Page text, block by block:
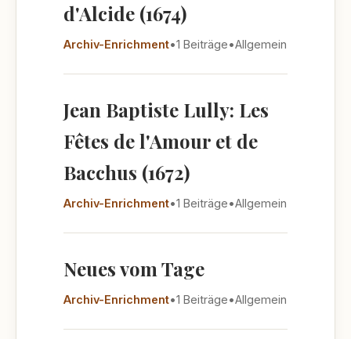
d'Alcide (1674)
Archiv-Enrichment•1 Beiträge•Allgemein
Jean Baptiste Lully: Les
Fêtes de l'Amour et de
Bacchus (1672)
Archiv-Enrichment•1 Beiträge•Allgemein
Neues vom Tage
Archiv-Enrichment•1 Beiträge•Allgemein